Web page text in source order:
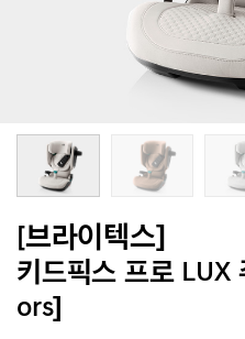
[브라이텍스]
키드픽스 프로
ors]